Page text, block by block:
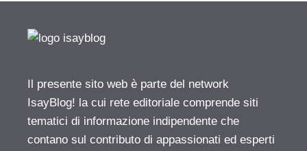
Il presente sito web è parte del network
IsayBlog! la cui rete editoriale comprende siti
tematici di informazione indipendente che
contano sul contributo di appassionati ed esperti